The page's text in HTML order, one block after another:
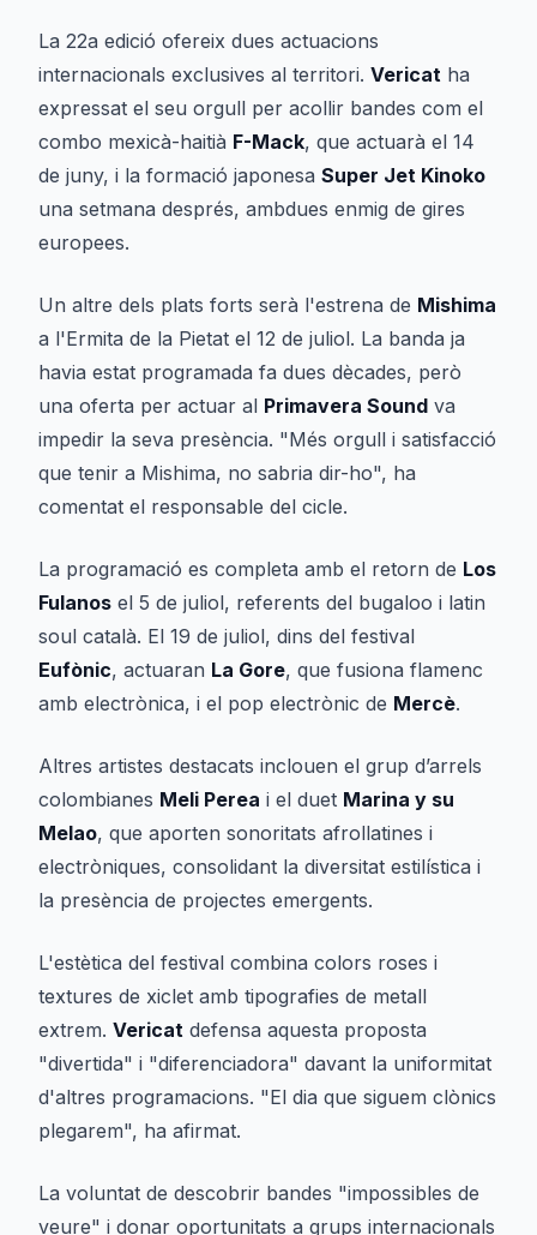
La 22a edició ofereix dues actuacions
internacionals exclusives al territori. Vericat ha
expressat el seu orgull per acollir bandes com el
combo mexicà-haitià F-Mack, que actuarà el 14
de juny, i la formació japonesa Super Jet Kinoko
una setmana després, ambdues enmig de gires
europees.
Un altre dels plats forts serà l'estrena de Mishima
a l'Ermita de la Pietat el 12 de juliol. La banda ja
havia estat programada fa dues dècades, però
una oferta per actuar al Primavera Sound va
impedir la seva presència. "Més orgull i satisfacció
que tenir a Mishima, no sabria dir-ho", ha
comentat el responsable del cicle.
La programació es completa amb el retorn de Los
Fulanos el 5 de juliol, referents del bugaloo i latin
soul català. El 19 de juliol, dins del festival
Eufònic, actuaran La Gore, que fusiona flamenc
amb electrònica, i el pop electrònic de Mercè.
Altres artistes destacats inclouen el grup d’arrels
colombianes Meli Perea i el duet Marina y su
Melao, que aporten sonoritats afrollatines i
electròniques, consolidant la diversitat estilística i
la presència de projectes emergents.
L'estètica del festival combina colors roses i
textures de xiclet amb tipografies de metall
extrem. Vericat defensa aquesta proposta
"divertida" i "diferenciadora" davant la uniformitat
d'altres programacions. "El dia que siguem clònics
plegarem", ha afirmat.
La voluntat de descobrir bandes "impossibles de
veure" i donar oportunitats a grups internacionals